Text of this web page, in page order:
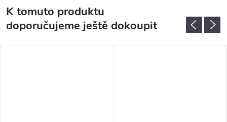
K tomuto produktu
doporučujeme ještě dokoupit